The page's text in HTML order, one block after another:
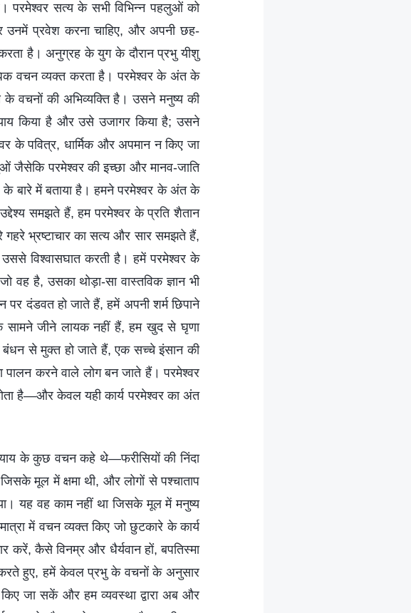
परमेश्वर सत्य के सभी विभिन्न पहलुओं को
उनमें प्रवेश करना चाहिए, और अपनी छह-
है। अनुग्रह के युग के दौरान प्रभु यीशु
वचन व्यक्त करता है। परमेश्वर के अंत के
के वचनों की अभिव्यक्ति है। उसने मनुष्य की
किया है और उसे उजागर किया है; उसने
के पवित्र, धार्मिक और अपमान न किए जा
जैसेकि परमेश्वर की इच्छा और मानव-जाति
के बारे में बताया है। हमने परमेश्वर के अंत के
समझते हैं, हम परमेश्वर के प्रति शैतान
गहरे भ्रष्टाचार का सत्य और सार समझते हैं,
विश्वासघात करती है। हमें परमेश्वर के
वह है, उसका थोड़ा-सा वास्तविक ज्ञान भी
दंडवत हो जाते हैं, हमें अपनी शर्म छिपाने
सामने जीने लायक नहीं हैं, हम खुद से घृणा
से मुक्त हो जाते हैं, एक सच्चे इंसान की
करने वाले लोग बन जाते हैं। परमेश्वर
है—और केवल यही कार्य परमेश्वर का अंत
के कुछ वचन कहे थे—फरीसियों की निंदा
मूल में क्षमा थी, और लोगों से पश्चाताप
यह वह काम नहीं था जिसके मूल में मनुष्य
में वचन व्यक्त किए जो छुटकारे के कार्य
करें, कैसे विनम्र और धैर्यवान हों, बपतिस्मा
हुए, हमें केवल प्रभु के वचनों के अनुसार
किए जा सकें और हम व्यवस्था द्वारा अब और